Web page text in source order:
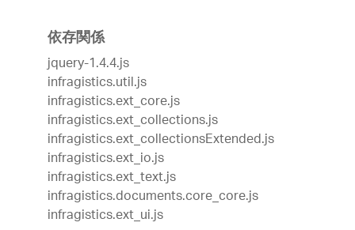
依存関係
jquery-1.4.4.js
infragistics.util.js
infragistics.ext_core.js
infragistics.ext_collections.js
infragistics.ext_collectionsExtended.js
infragistics.ext_io.js
infragistics.ext_text.js
infragistics.documents.core_core.js
infragistics.ext_ui.js